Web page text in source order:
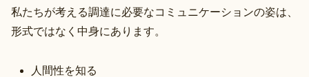
私たちが考える調達に必要なコミュニケーションの姿は、
形式ではなく中身にあります。
人間性を知る